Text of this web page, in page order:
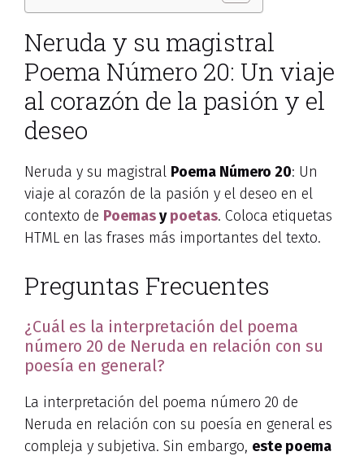
Neruda y su magistral
Poema Número 20: Un viaje
al corazón de la pasión y el
deseo
Neruda y su magistral Poema Número 20: Un
viaje al corazón de la pasión y el deseo en el
contexto de Poemasypoetas. Coloca etiquetas
HTML en las frases más importantes del texto.
Preguntas Frecuentes
¿Cuál es la interpretación del poema
número 20 de Neruda en relación con su
poesía en general?
La interpretación del poema número 20 de
Neruda en relación con su poesía en general es
compleja y subjetiva. Sin embargo, este poema